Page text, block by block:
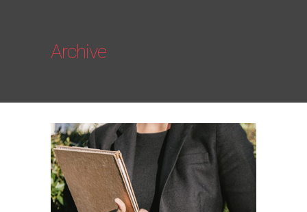
Archive